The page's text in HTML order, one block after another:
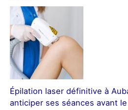
Épilation laser définitive à
anticiper ses séances avant